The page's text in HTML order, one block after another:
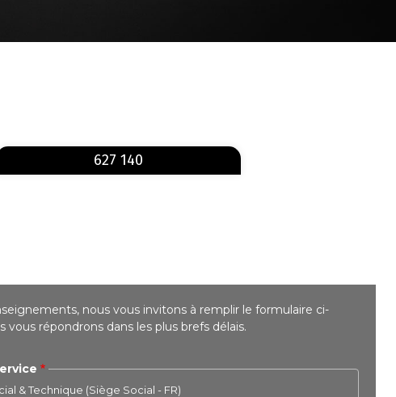
627 140
nous vous invitons à remplir le formulaire ci-
vous répondrons dans les plus brefs délais.
& Technique (Siège Social - FR)